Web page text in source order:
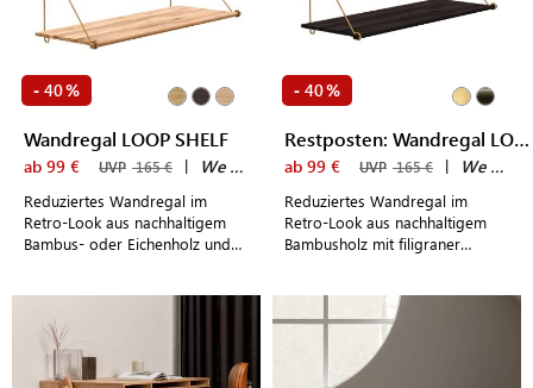
- 40%
Wandregal LOOP SHELF
ab 99 € UVP 165 € | We Do Wood
Reduziertes Wandregal im
Retro-Look aus nachhaltigem
Bambus- oder Eichenholz und
- 40%
Restposten: Wandregal LOOP SHELF
ab 99 € UVP 165 € | We Do Wood
Reduziertes Wandregal im
Retro-Look aus nachhaltigem
Bambusholz mit filigraner